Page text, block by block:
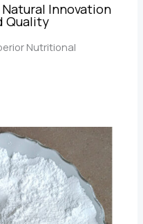
Innovation
Quality
Nutritional